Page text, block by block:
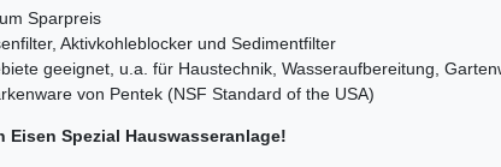
Sparpreis
Aktivkohleblocker und Sedimentfilter
geeignet, u.a. für Haustechnik, Wasseraufbereitung,
von Pentek (NSF Standard of the USA)
Eisen Spezial Hauswasseranlage!